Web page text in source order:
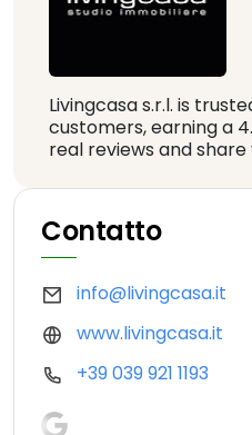
Livingcasa s.r.l. is
customers, earning a
real reviews and
Contatto
info@livingcasa.it
www.livingcasa.it
+39 039 921 1193